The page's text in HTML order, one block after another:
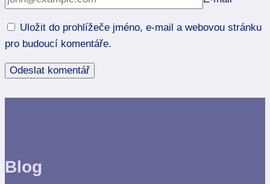
Uložit do prohlížeče jméno, e-mail a webovou stránku
pro budoucí komentáře.
Blog